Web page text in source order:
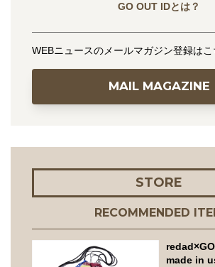
GO OUT IDとは？
WEBニュースのメールマガジン登録はこ
MAIL MAGAZINE
STORE
RECOMMENDED
made in